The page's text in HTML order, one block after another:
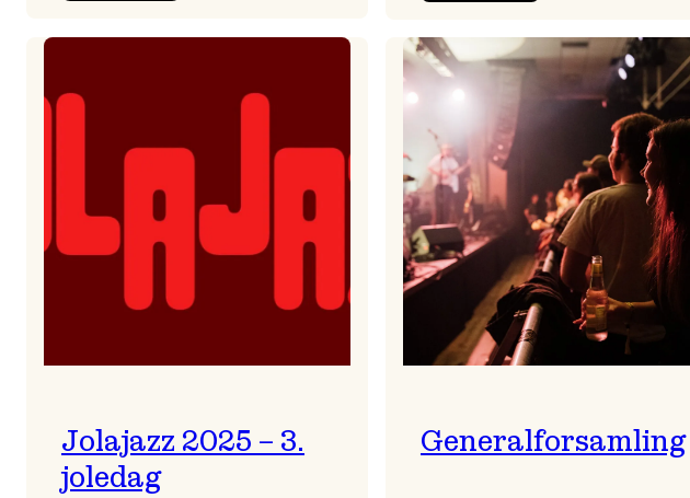
frå
2026
–
Ingunn van Etten
Jolajazz 2025 – 3.
joledag
Generalforsamling